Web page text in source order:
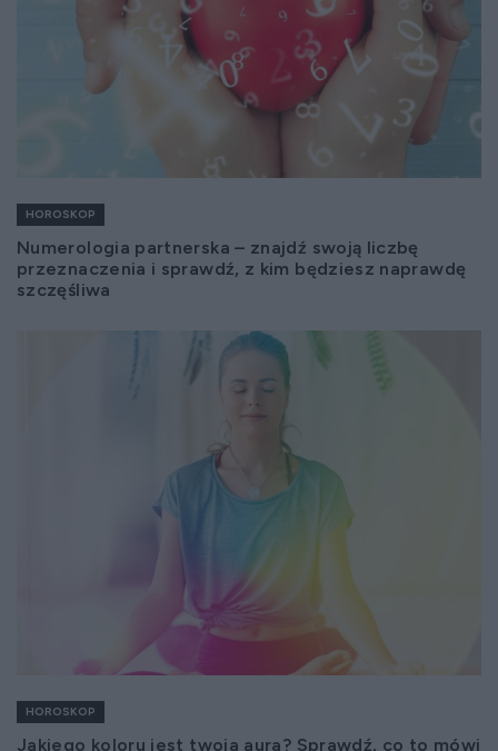
HOROSKOP
Numerologia partnerska – znajdź swoją liczbę
przeznaczenia i sprawdź, z kim będziesz naprawdę
szczęśliwa
HOROSKOP
Jakiego koloru jest twoja aura? Sprawdź, co to mówi